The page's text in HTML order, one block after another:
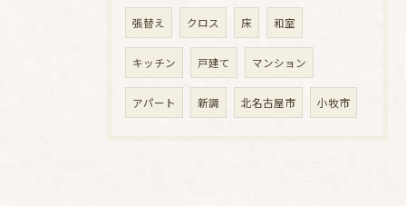
張替え クロス 床 和室
キッチン 戸建て マンション
アパート 新調 北名古屋市 小牧市